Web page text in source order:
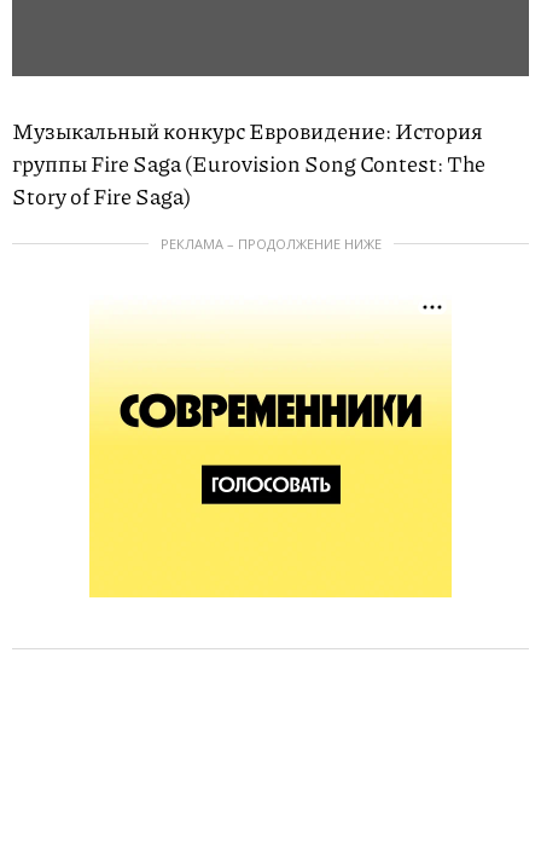
Музыкальный конкурс Евровидение: История
группы Fire Saga (Eurovision Song Contest: The
Story of Fire Saga)
РЕКЛАМА – ПРОДОЛЖЕНИЕ НИЖЕ